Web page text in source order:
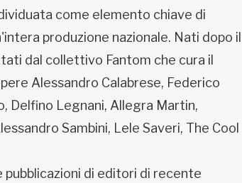
come elemento chiave di
produzione nazionale. Nati dopo il
dal collettivo Fantom che cura il
Alessandro Calabrese, Federico
Delfino Legnani, Allegra Martin,
Sambini, Lele Saveri, The Cool
pubblicazioni di editori di recente